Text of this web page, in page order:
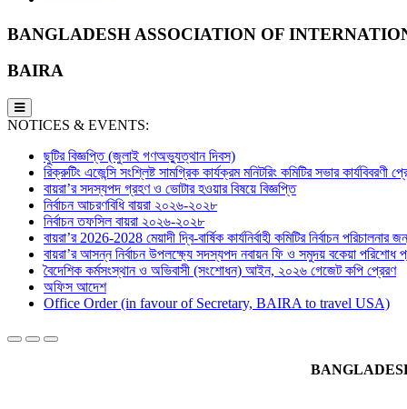
BANGLADESH ASSOCIATION OF
BAIRA
NOTICES & EVENTS:
ছুটির বিজ্ঞপ্তি (জুলাই গণঅভ্যুত্থান দিবস)
রিক্রুটিং এজেন্সি সংশ্লিষ্ট সামগ্রিক কার্যক্রম মনিটরিং কমিটির সভার কার্যবিবরণী
বায়রা’র সদস্যপদ গ্রহণ ও ভোটার হওয়ার বিষয়ে বিজ্ঞপ্তি
নির্বাচন আচরণবিধি বায়রা ২০২৬-২০২৮
নির্বাচন তফসিল বায়রা ২০২৬-২০২৮
বায়রা’র 2026-2028 মেয়াদী দ্বি-বার্ষিক কার্যনির্বাহী কমিটির নির্বাচন
বায়রা’র আসন্ন নির্বাচন উপলক্ষ্যে সদস্যপদ নবায়ন ফি ও সমুদয় বকেয়া পরিশোধ
বৈদেশিক কর্মসংস্থান ও অভিবাসী (সংশোধন) আইন, ২০২৬ গেজেট কপি প্রেরণ
অফিস আদেশ
Office Order (in favour of Secretary, BAIRA to travel USA)